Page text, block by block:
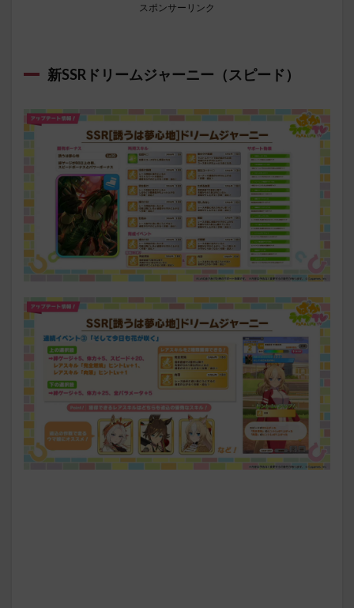
スポンサーリンク
新SSRドリームジャーニー（スピード）